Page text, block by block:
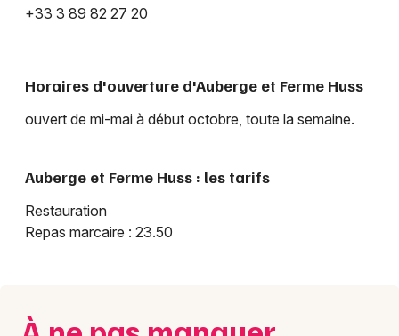
Choisir mes départements
Je m'abonne
+33 3 89 82 27 20
Horaires d'ouverture d'Auberge et Ferme Huss
ouvert de mi-mai à début octobre, toute la semaine.
Auberge et Ferme Huss : les tarifs
Restauration
Repas marcaire : 23.50